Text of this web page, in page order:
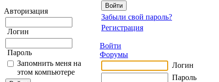
Авторизация
Логин
Пароль
Запомнить меня на
этом компьютере
Забыли свой пароль?
Регистрация
Войти
Форумы
Логин
Пароль